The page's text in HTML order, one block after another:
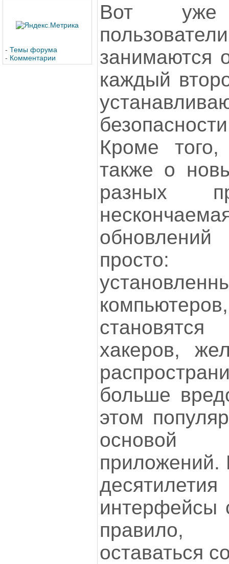
- Темы форума
- Комментарии
Вот
каждый
Кроме того,
также о
разных
просто:
хакеров,
больше
этом
приложений.
интерфейсы
правило,
оставаться